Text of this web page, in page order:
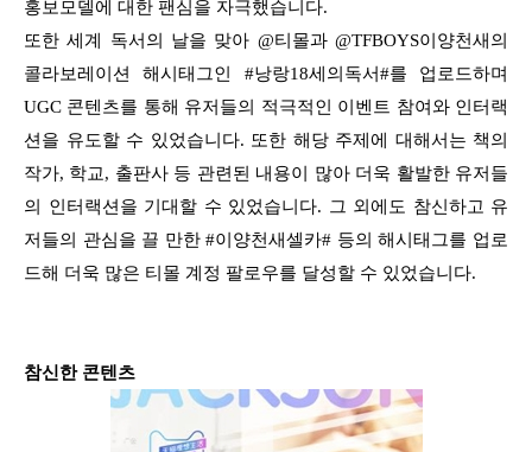
홍보모델에 대한 팬심을 자극했습니다.
또한 세계 독서의 날을 맞아 @티몰과 @TFBOYS이양천새의
콜라보레이션 해시태그인 #낭랑18세의독서#를 업로드하며
UGC 콘텐츠를 통해 유저들의 적극적인 이벤트 참여와 인터랙
션을 유도할 수 있었습니다. 또한 해당 주제에 대해서는 책의
작가, 학교, 출판사 등 관련된 내용이 많아 더욱 활발한 유저들
의 인터랙션을 기대할 수 있었습니다. 그 외에도 참신하고 유
저들의 관심을 끌 만한 #이양천새셀카# 등의 해시태그를 업로
드해 더욱 많은 티몰 계정 팔로우를 달성할 수 있었습니다.
참신한 콘텐츠